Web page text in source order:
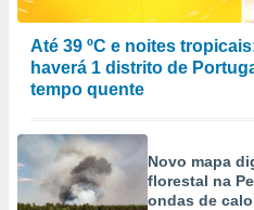
Até 39 ºC e noites
haverá 1 distrito de
tempo quente
Novo mapa
florestal na
ondas de